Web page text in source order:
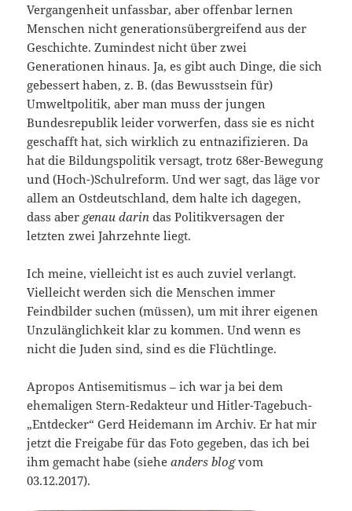
Vergangenheit unfassbar, aber offenbar lernen
Menschen nicht generationsübergreifend aus der
Geschichte. Zumindest nicht über zwei
Generationen hinaus. Ja, es gibt auch Dinge, die sich
gebessert haben, z. B. (das Bewusstsein für)
Umweltpolitik, aber man muss der jungen
Bundesrepublik leider vorwerfen, dass sie es nicht
geschafft hat, sich wirklich zu entnazifizieren. Da
hat die Bildungspolitik versagt, trotz 68er-Bewegung
und (Hoch-)Schulreform. Und wer sagt, das läge vor
allem an Ostdeutschland, dem halte ich dagegen,
dass aber genau darin das Politikversagen der
letzten zwei Jahrzehnte liegt.
Ich meine, vielleicht ist es auch zuviel verlangt.
Vielleicht werden sich die Menschen immer
Feindbilder suchen (müssen), um mit ihrer eigenen
Unzulänglichkeit klar zu kommen. Und wenn es
nicht die Juden sind, sind es die Flüchtlinge.
Apropos Antisemitismus – ich war ja bei dem
ehemaligen Stern-Redakteur und Hitler-Tagebuch-
„Entdecker“ Gerd Heidemann im Archiv. Er hat mir
jetzt die Freigabe für das Foto gegeben, das ich bei
ihm gemacht habe (sieheanders blogvom
03.12.2017).